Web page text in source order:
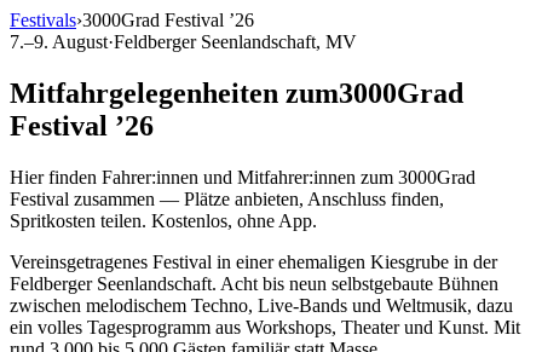
Festivals›3000Grad Festival ’26
7.–9. August·Feldberger Seenlandschaft, MV
Mitfahrgelegenheiten zum3000Grad
Festival ’26
Hier finden Fahrer:innen und Mitfahrer:innen zum 3000Grad
Festival zusammen — Plätze anbieten, Anschluss finden,
Spritkosten teilen. Kostenlos, ohne App.
Vereinsgetragenes Festival in einer ehemaligen Kiesgrube in der
Feldberger Seenlandschaft. Acht bis neun selbstgebaute Bühnen
zwischen melodischem Techno, Live-Bands und Weltmusik, dazu
ein volles Tagesprogramm aus Workshops, Theater und Kunst. Mit